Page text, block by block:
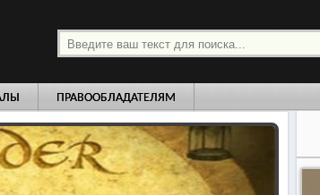
ПРАВООБЛАДАТЕЛЯМ